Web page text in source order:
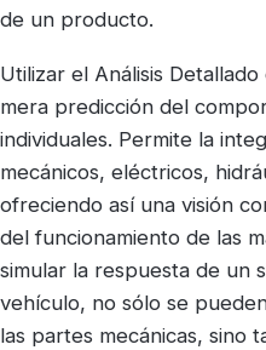
de un producto.
Utilizar el Análisis
mera predicción del
individuales. Permite la
mecánicos, eléctricos,
ofreciendo así una visión
del funcionamiento de las
simular la respuesta de un
vehículo, no sólo se
las partes mecánicas, sino